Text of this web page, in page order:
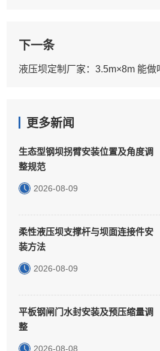
下一条
液压坝定制厂家：3.5m×8m 能做
更多新闻
生态型钢坝拐臂安装位置及角度调
整规范
2026-08-09
柔性液压坝支撑杆与坝面连接件安
装方法
2026-08-09
平板钢闸门水封安装及预压缩量调
整
2026-08-08